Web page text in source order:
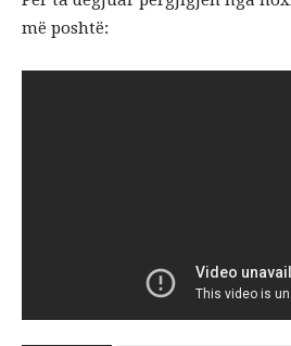
më poshtë: